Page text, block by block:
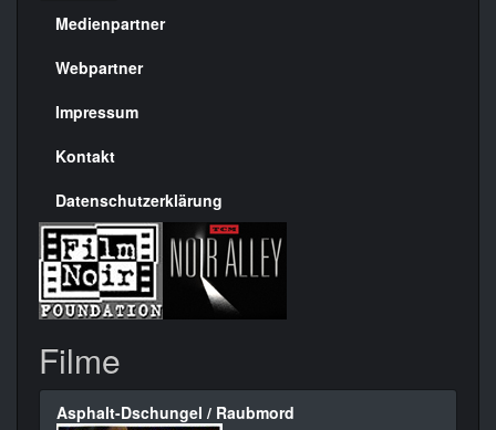
Menülinks
rechte
Seite
Medienpartner
Webpartner
Impressum
Kontakt
Datenschutzerklärung
Filme
Asphalt-Dschungel / Raubmord